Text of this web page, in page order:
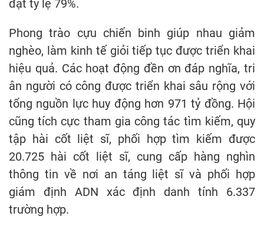
đạt tỷ lệ 79%.
Phong trào cựu chiến binh giúp nhau giảm
nghèo, làm kinh tế giỏi tiếp tục được triển khai
hiệu quả. Các hoạt động đền ơn đáp nghĩa, tri
ân người có công được triển khai sâu rộng với
tổng nguồn lực huy động hơn 971 tỷ đồng. Hội
cũng tích cực tham gia công tác tìm kiếm, quy
tập hài cốt liệt sĩ, phối hợp tìm kiếm được
20.725 hài cốt liệt sĩ, cung cấp hàng nghìn
thông tin về nơi an táng liệt sĩ và phối hợp
giám định ADN xác định danh tính 6.337
trường hợp.